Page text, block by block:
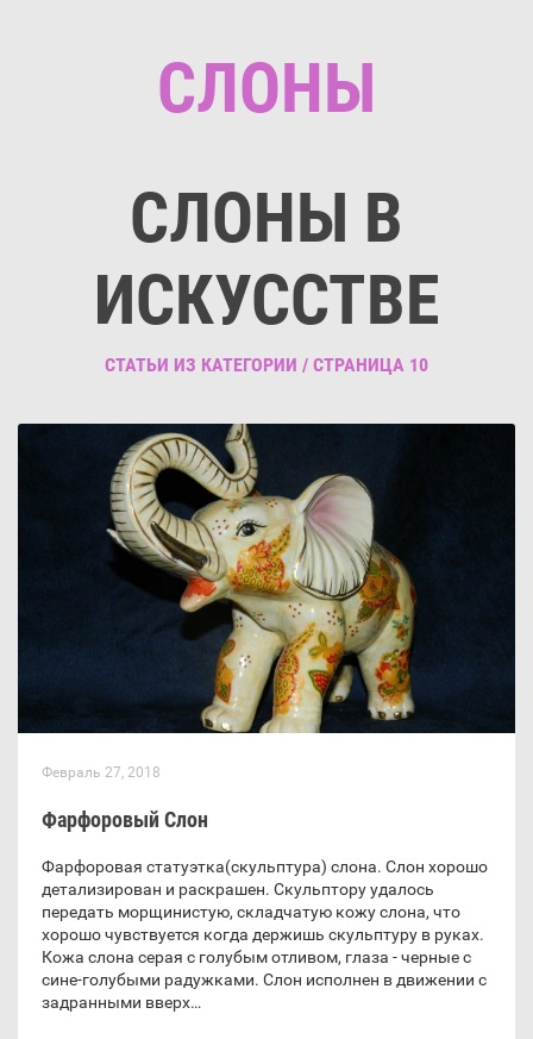
СЛОНЫ
СЛОНЫ В
ИСКУССТВЕ
СТАТЬИ ИЗ КАТЕГОРИИ / СТРАНИЦА 10
Февраль 27, 2018
Фарфоровый Слон
Фарфоровая статуэтка(скульптура) слона. Слон хорошо
детализирован и раскрашен. Скульптору удалось
передать морщинистую, складчатую кожу слона, что
хорошо чувствуется когда держишь скульптуру в руках.
Кожа слона серая с голубым отливом, глаза - черные с
сине-голубыми радужками. Слон исполнен в движении с
задранными вверх…